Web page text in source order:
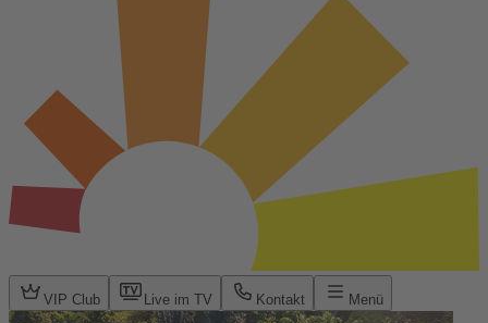
VIP Club Live im TV Kontakt Menü